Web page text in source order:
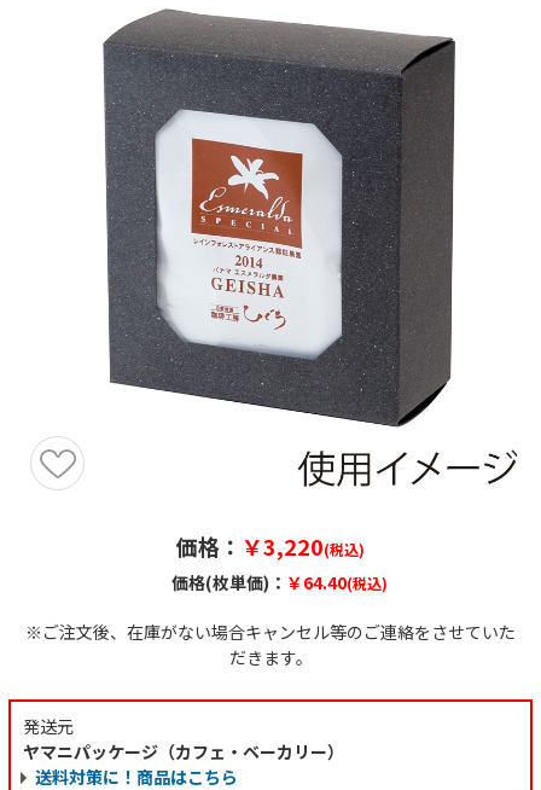
価格： ￥3,220(税込)
価格(枚単価)： ￥64.40(税込)
※ご注文後、在庫がない場合キャンセル等のご連絡をさせていた
だきます。
発送元
ヤマニパッケージ（カフェ・ベーカリー）
送料対策に！商品はこちら